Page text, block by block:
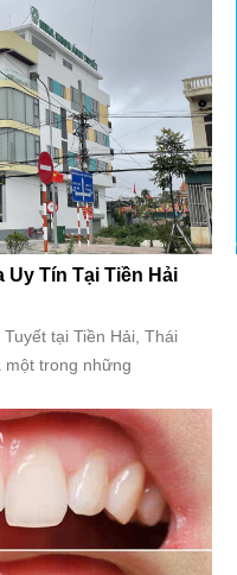
Uy Tín Tại Tiền Hải
tại Tiền Hải, Thái
một trong những